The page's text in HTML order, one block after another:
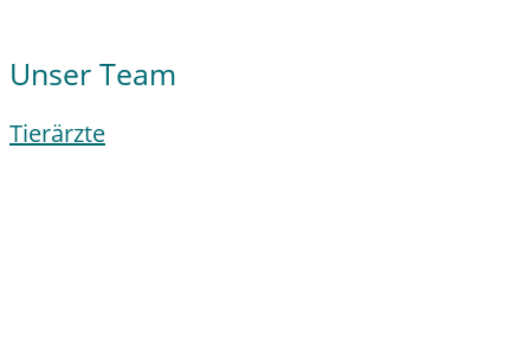
Unser Team
Tierärzte